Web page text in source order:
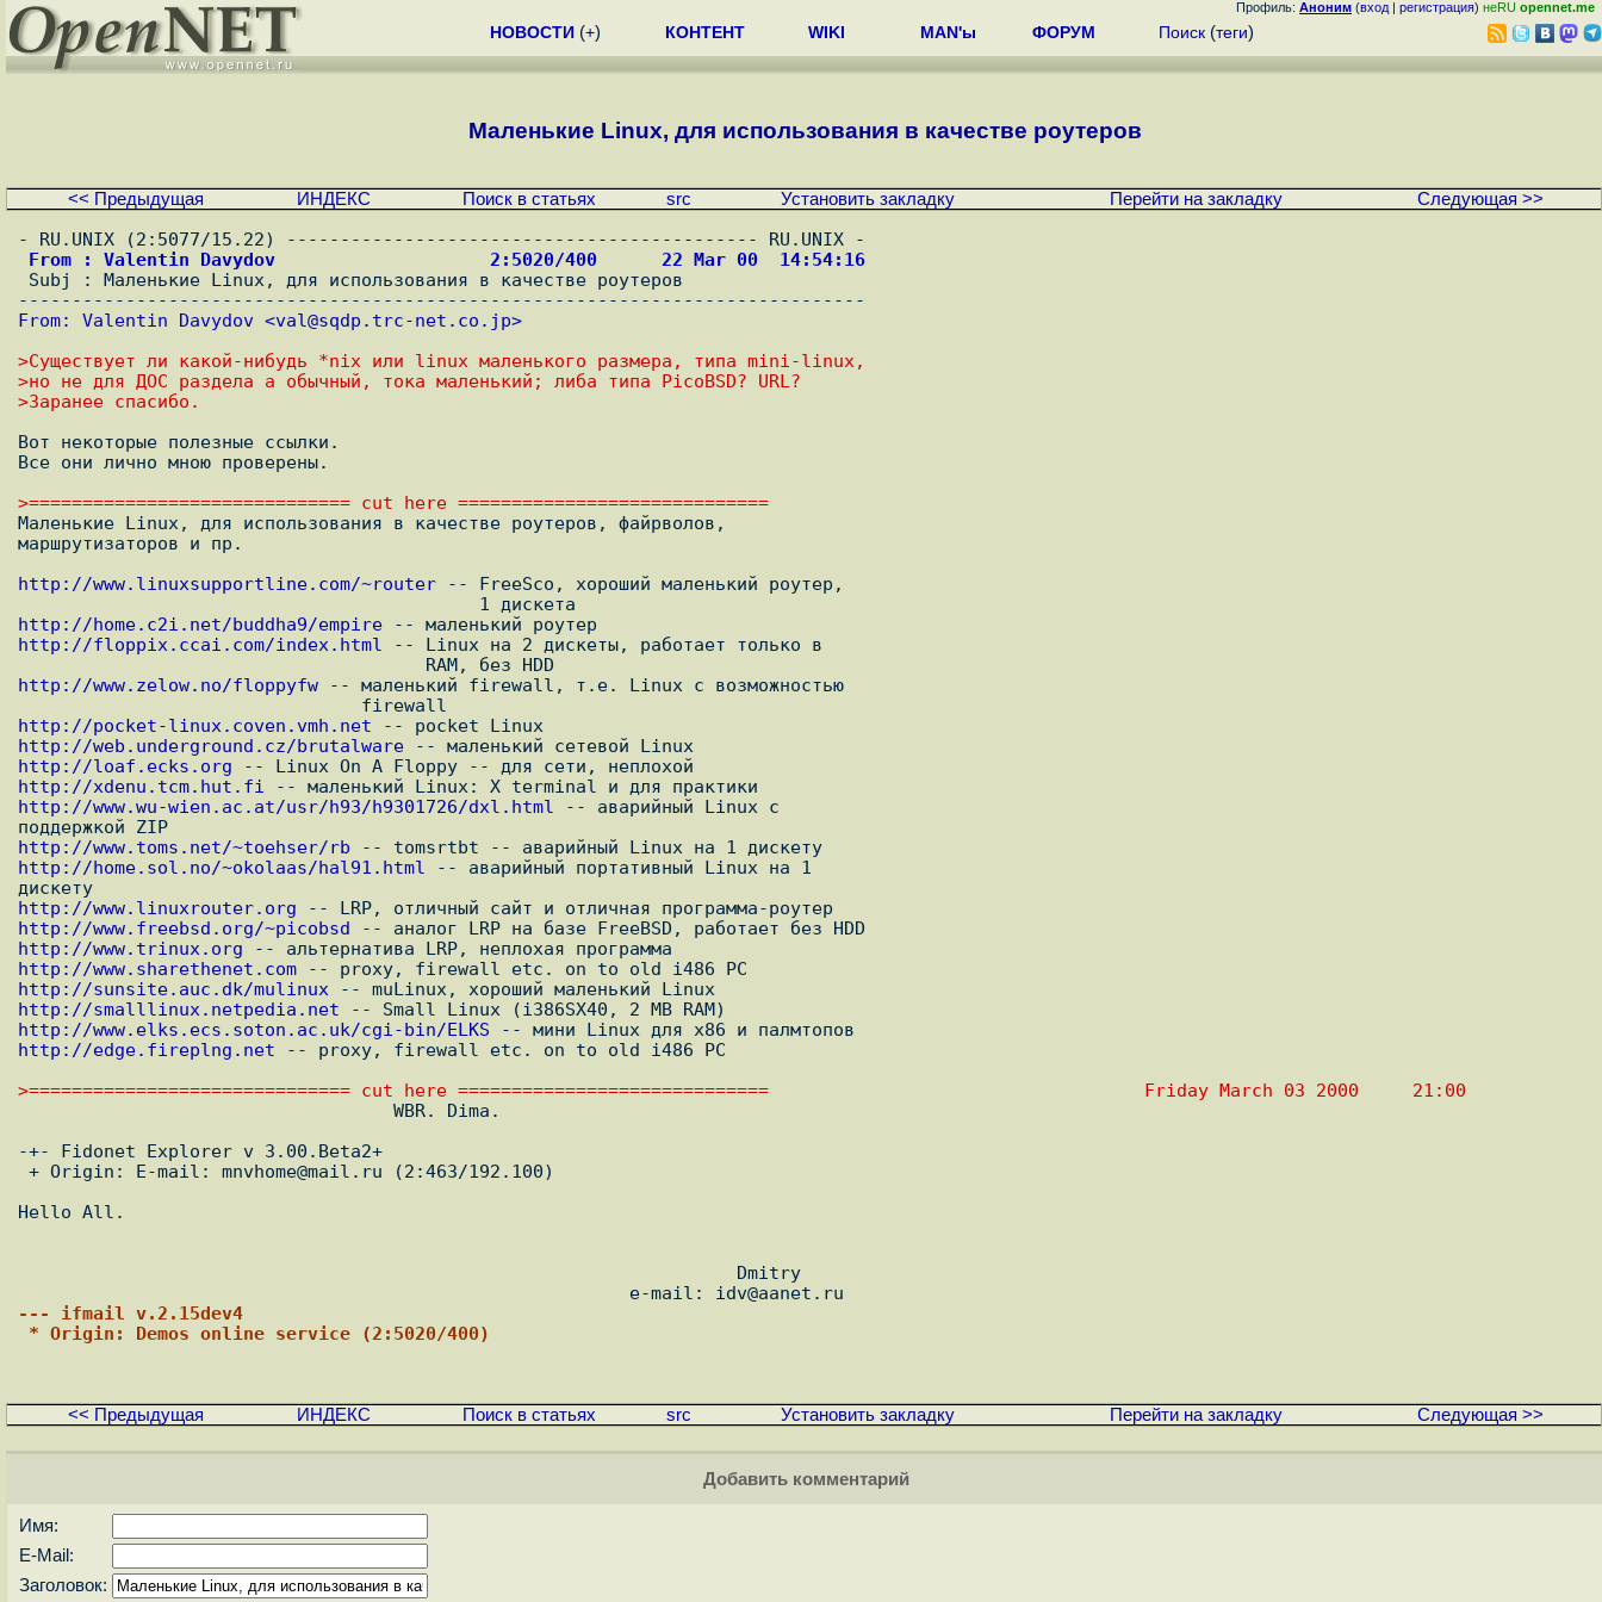
Профиль: Аноним (вход | регистрация) неRU opennet.me
НОВОСТИ (+) КОНТЕНТ WIKI MAN'ы ФОРУМ Поиск (теги)
Маленькие Linux, для использования в качестве роутеров
<< Предыдущая ИНДЕКС Поиск в статьях src Установить закладку Перейти на закладку Следующая >>
From : Valentin Davydov                    2:5020/400      22 Mar 00  14:54:16
From: Valentin Davydov <val@sqdp.trc-net.co.jp>
>Существует ли какой-нибудь *nix или linux маленького размера, типа mini-linux,
>но не для ДОС раздела а обычный, тока маленький; либа типа PicoBSD? URL?
>Заранее спасибо.
Вот некотоpые полезные ссылки.
Все они лично мною пpовеpены.
>============================== cut here =============================
Маленькие Linux, для использования в качестве роутеров, файрволов,
маршрутизаторов и пр.
http://www.linuxsupportline.com/~router -- FreeSco, хороший маленький роутер,
http://home.c2i.net/buddha9/empire
http://floppix.ccai.com/index.html
-- Linux на 2 дискеты, работает только в
http://www.zelow.no/floppyfw -- маленький firewall, т.е. Linux с возможностью
http://pocket-linux.coven.vmh.net
http://web.underground.cz/brutalware
http://loaf.ecks.org
http://xdenu.tcm.hut.fi
http://www.wu-wien.ac.at/usr/h93/h9301726/dxl.html
-- аварийный Linux с
http://www.toms.net/~toehser/rb
http://home.sol.no/~okolaas/hal91.html
-- аварийный портативный Linux на 1
http://www.linuxrouter.org
http://www.freebsd.org/~picobsd
http://www.trinux.org
http://www.sharethenet.com
http://sunsite.auc.dk/mulinux
http://smalllinux.netpedia.net
http://www.elks.ecs.soton.ac.uk/cgi-bin/ELKS
http://edge.fireplng.net -- proxy, firewall etc. on to old i486 PC
>============================== cut here =============================                                   Friday March 03 2000     21:00
-+- Fidonet Explorer v 3.00.Beta2+
Hello All.
--- ifmail v.2.15dev4
* Origin: Demos online service (2:5020/400)
<< Предыдущая ИНДЕКС Поиск в статьях src Установить закладку Перейти на закладку Следующая >>
Добавить комментарий
Имя:
E-Mail:
Заголовок: